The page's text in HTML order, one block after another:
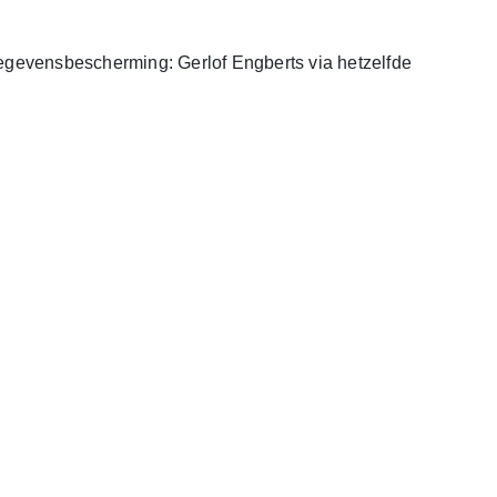
Gerlof Engberts via hetzelfde